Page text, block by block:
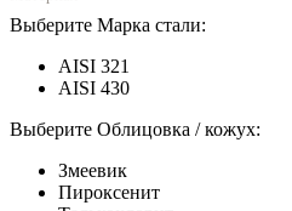
Выберите Марка стали:
AISI 321
AISI 430
Выберите Облицовка / кожух:
Змеевик
Пироксенит